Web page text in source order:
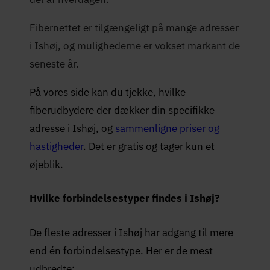
Fibernettet er tilgængeligt på mange adresser
i Ishøj, og mulighederne er vokset markant de
seneste år.
På vores side kan du tjekke, hvilke
fiberudbydere der dækker din specifikke
adresse i Ishøj, og sammenligne priser og
hastigheder. Det er gratis og tager kun et
øjeblik.
Hvilke forbindelsestyper findes i Ishøj?
De fleste adresser i Ishøj har adgang til mere
end én forbindelsestype. Her er de mest